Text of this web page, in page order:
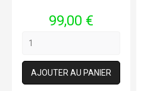
Prix
99,00 €
AJOUTER AU PANIER